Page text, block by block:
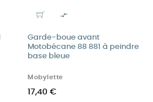

Garde-boue avant
Motobécane 88 881 à peindre
base bleue
Mobylette
17,40 €